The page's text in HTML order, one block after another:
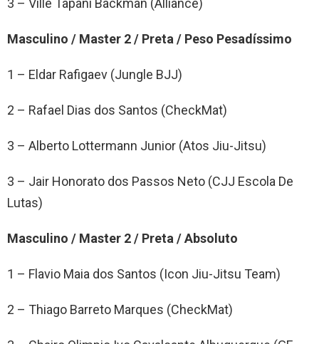
3 – Ville Tapani Backman (Alliance)
Masculino / Master 2 / Preta / Peso Pesadíssimo
1 – Eldar Rafigaev (Jungle BJJ)
2 – Rafael Dias dos Santos (CheckMat)
3 – Alberto Lottermann Junior (Atos Jiu-Jitsu)
3 – Jair Honorato dos Passos Neto (CJJ Escola De
Lutas)
Masculino / Master 2 / Preta / Absoluto
1 – Flavio Maia dos Santos (Icon Jiu-Jitsu Team)
2 – Thiago Barreto Marques (CheckMat)